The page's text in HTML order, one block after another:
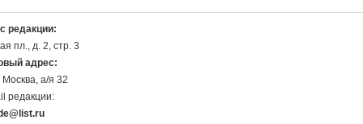
редакции:
пл., д. 2, стр. 3
адрес:
а/я 32
редакции: